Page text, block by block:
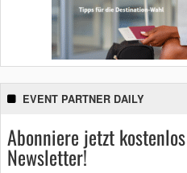
EVENT PARTNER DAILY
Abonniere jetzt
Newsletter!